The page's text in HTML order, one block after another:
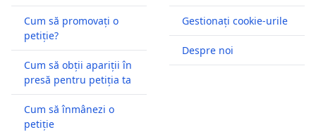
Cum să promovați o
petiție?
Cum să obții apariții în
presă pentru petiția ta
Cum să înmânezi o
petiție
Gestionați cookie-urile
Despre noi